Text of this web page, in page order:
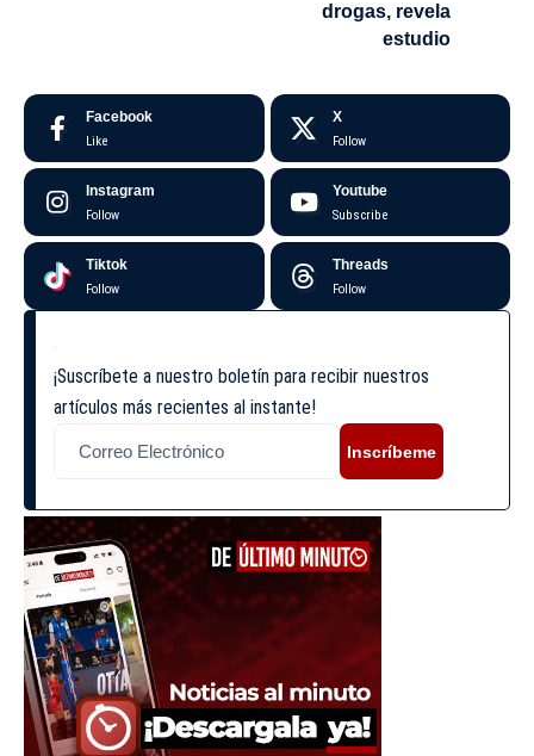
drogas, revela
estudio
Facebook
Like
X
Follow
Instagram
Follow
Youtube
Subscribe
Tiktok
Follow
Threads
Follow
¡Suscríbete a nuestro boletín para recibir nuestros
artículos más recientes al instante!
Inscríbeme